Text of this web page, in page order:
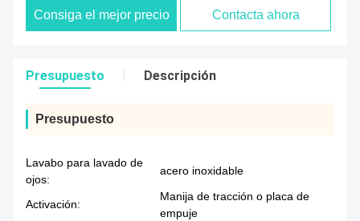
Consiga el mejor precio Contacta ahora
Presupuesto Descripción
Presupuesto
Lavabo para lavado de
ojos:
acero inoxidable
Activación:
Manija de tracción o placa de
empuje